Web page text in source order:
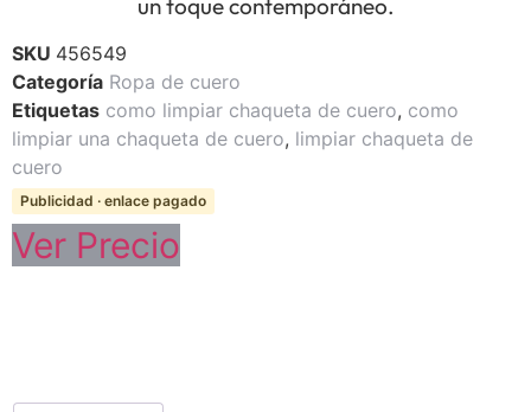
SKU 456549
Categoría Ropa de cuero
Etiquetas como limpiar chaqueta de cuero, como
limpiar una chaqueta de cuero, limpiar chaqueta de
cuero
Publicidad · enlace pagado
Ver Precio